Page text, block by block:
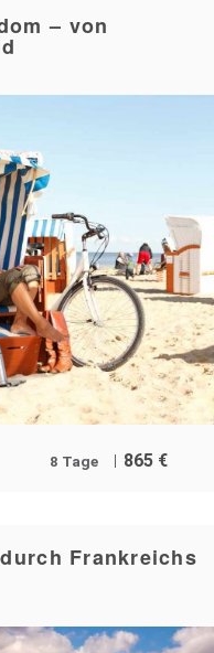
– von
8 Tage 865 €
Frankreichs